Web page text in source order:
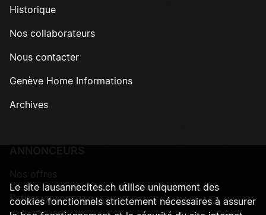
Historique
Nos collaborateurs
Nous contacter
Genève Home Informations
Archives
Petites annonces
Le site lausannecites.ch utilise uniquement des
cookies fonctionnels strictement nécessaires à assurer